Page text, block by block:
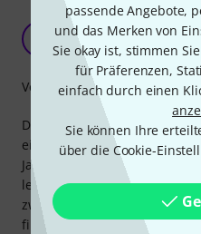
passende Angebote,
und das Merken von
Sie okay ist, stimmen
für Präferenzen,
einfach durch einen
Sie können Ihre
über die Cookie-
Rezension nach 2
Bebop &
Das Design ist optimal auf
eine Trompete) und meinen
Jahren abgestimmt; dank
leicht anpassen. Man muss
zwischen Zügen und
finden. Ich positioniere es
Verarbeitung